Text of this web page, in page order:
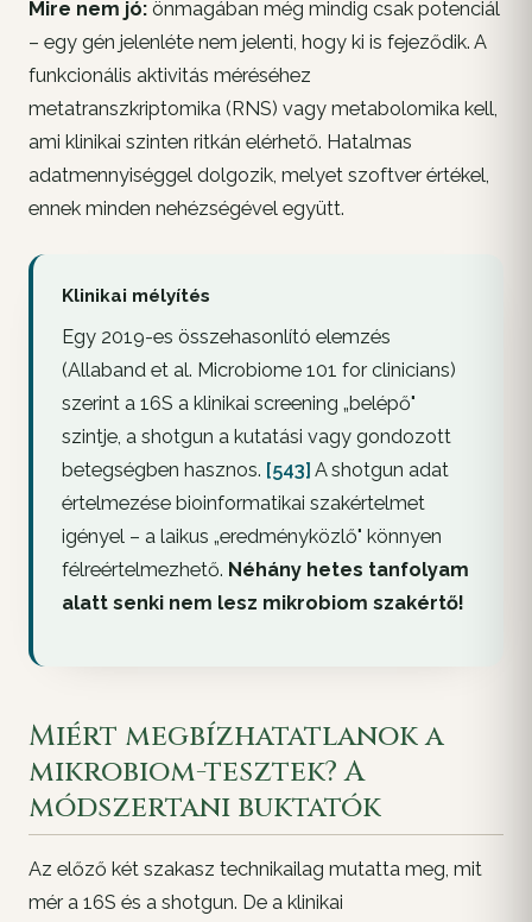
Mire nem jó: önmagában még mindig csak potenciál
– egy gén jelenléte nem jelenti, hogy ki is fejeződik. A
funkcionális aktivitás méréséhez
metatranszkriptomika (RNS) vagy metabolomika kell,
ami klinikai szinten ritkán elérhető. Hatalmas
adatmennyiséggel dolgozik, melyet szoftver értékel,
ennek minden nehézségével együtt.
Klinikai mélyítés
Egy 2019-es összehasonlító elemzés
(Allaband et al. Microbiome 101 for clinicians)
szerint a 16S a klinikai screening „belépő"
szintje, a shotgun a kutatási vagy gondozott
betegségben hasznos. [543] A shotgun adat
értelmezése bioinformatikai szakértelmet
igényel – a laikus „eredményközlő" könnyen
félreértelmezhető. Néhány hetes tanfolyam
alatt senki nem lesz mikrobiom szakértő!
Miért megbízhatatlanok a
mikrobiom-tesztek? A
módszertani buktatók
Az előző két szakasz technikailag mutatta meg, mit
mér a 16S és a shotgun. De a klinikai